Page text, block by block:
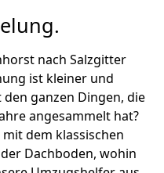
nach Salzgitter
ist kleiner und
ganzen Dingen, die
angesammelt hat?
dem klassischen
Dachboden, wohin